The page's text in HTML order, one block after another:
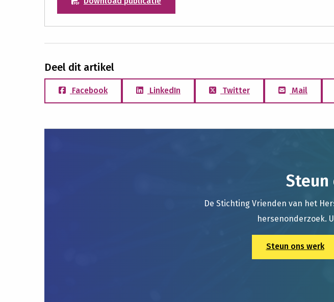
Deel dit artikel
Facebook LinkedIn Twitter Mail
Steun
De Stichting Vrienden van het
hersenonderzoek.
Steun ons werk